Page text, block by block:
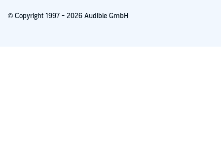
© Copyright 1997 - 2026 Audible GmbH